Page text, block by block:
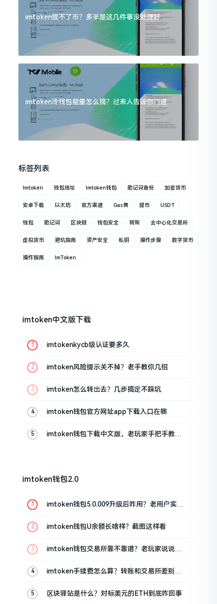
imtoken提不了币？多半是这几件事没处理好
imtoken冷钱包能量怎么搞？过来人告诉你门道
标签列表
Imtoken 钱包地址 Imtoken钱包 助记词备份 加密货币
安卓下载 以太坊 官方渠道 Gas费 提币 USDT
钱包 助记词 区块链 钱包安全 转账 去中心化交易所
虚拟货币 避坑指南 资产安全 私钥 操作步骤 数字货币
操作指南 ImToken
imtoken中文版下载
imtokenkycb级认证要多久
imtoken风险提示关不掉？老手教你几招
imtoken怎么转出去？几步搞定不踩坑
imtoken钱包官方网址app下载入口在哪
imtoken钱包下载中文版，老玩家手把手教你
imtoken钱包2.0
imtoken钱包5.0.009升级后咋用？老用户实测
imtoken钱包U余额长啥样？截图这样看
imtoken钱包交易所靠不靠谱？老玩家说说心
imtoken手续费怎么算？转账和交易所差别大
区块驿站是什么？对标美元的ETH到底咋回事